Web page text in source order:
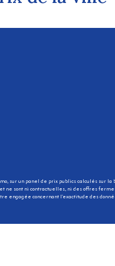
sur un panel de prix publics calculés sur la
ne sont ni contractuelles, ni des offres
engagée concernant l'exactitude des